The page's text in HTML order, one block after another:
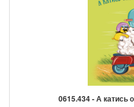
0615.434 - А катись